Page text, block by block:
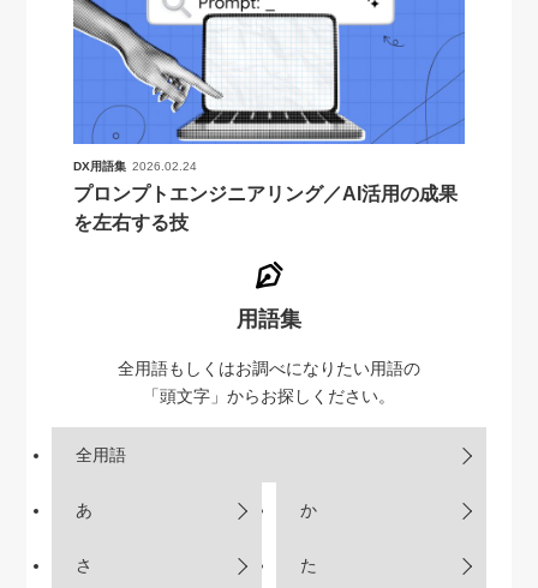
DX用語集 2026.02.24
プロンプトエンジニアリング／AI活用の成果
を左右する技
用語集
全用語もしくはお調べになりたい用語の
「頭文字」からお探しください。
全用語
あ か
さ た